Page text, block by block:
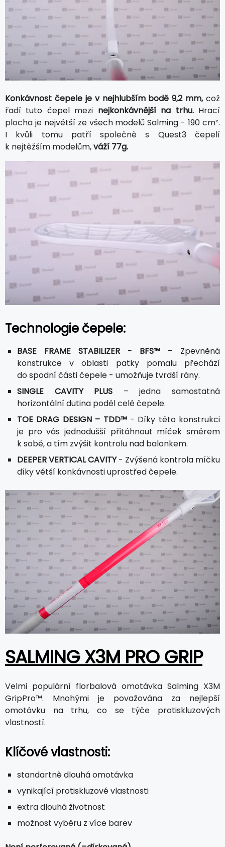
Konkávnost čepele je v nejhlubším bodě 9,2 mm,což
řadí tuto čepel mezi nejkonkávnější na trhu.Hrací
plocha je největší ze všech modelů Salming - 190 cm².
I kvůli tomu patří společně s Quest3 čepelí
k nejtěžším modelům,váží 77g.
Technologie čepele:
BASE FRAME STABILIZER - BFS™ – Zpevněná
konstrukce v oblasti patky pomalu přechází
do spodní části čepele - umožňuje tvrdší rány.
SINGLE CAVITY PLUS – jedna samostatná
horizontální dutina podél celé čepele.
TOE DRAG DESIGN – TDD™- Díky této konstrukci
je pro vás jednodušší přitáhnout míček směrem
k sobě, a tím zvýšit kontrolu nad balonkem.
DEEPER VERTICAL CAVITY- Zvýšená kontrola míčku
díky větší konkávnosti uprostřed čepele.
SALMING X3M PRO GRIP
Velmi populární florbalová omotávka Salming X3M
GripPro™. Mnohými je považována za nejlepší
omotávku na trhu, co se týče protiskluzových
vlastností.
Klíčové vlastnosti:
standartně dlouhá omotávka
vynikající protiskluzové vlastnosti
extra dlouhá životnost
možnost vyběru z více barev